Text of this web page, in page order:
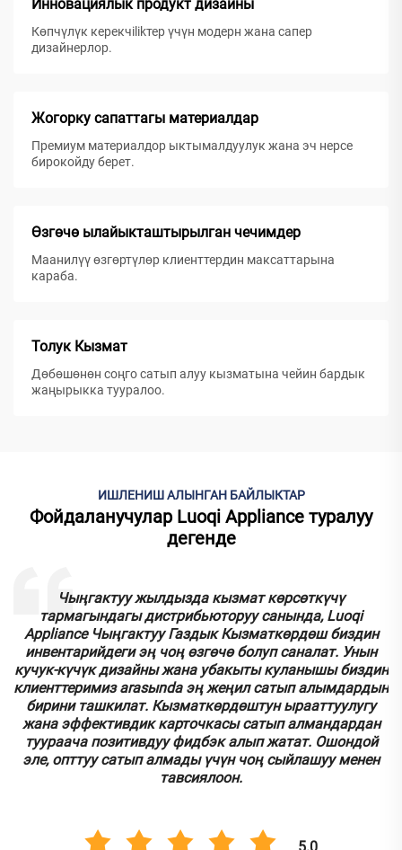
Инновациялык продукт дизайны
Көпчүлүк керекчilikтер үчүн модерн жана сапер
дизайнерлор.
Жогорку сапаттагы материалдар
Премиум материалдор ыктымалдуулук жана эч нерсе
бирокойду берет.
Өзгөчө ылайыкташтырылган чечимдер
Маанилүү өзгөртүлөр клиенттердин максаттарына
караба.
Толук Кызмат
Дөбөшөнөн соңго сатып алуу кызматына чейин бардык
жаңырыкка тууралoo.
ИШЛЕНИШ АЛЫНГАН БАЙЛЫКТАР
Фойдаланучулар Luoqi Appliance туралуу
дегенде
Биздин ретейл цепочки үчүн Luoqi Appliance ББК
грильдердин субжектерин сатып алганбыз, жана алар
биздин күтүшүмүздүн ээсип астамдашты. Грильдер
чечимдүү жана ырыялык, ошондой эле опттуу
тапшыруулар үчүн чоң суранычтарга ие. Сатып
алмандар убакытынын азыркы жана стильди
дизайндан тууралуу. Бул көзгө продукт, бирок биздин
опттуу бизнесин жылдыртат.
Сара Жонсон